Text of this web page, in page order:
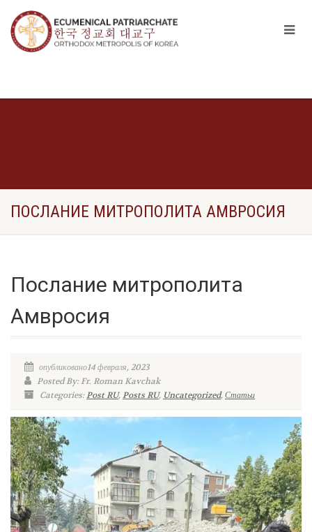
ПОСЛАНИЕ МИТРОПОЛИТА АМВРОСИЯ
Послание митрополита
Амвросия
опубликовано14 февраля, 2023
Posted By: Fr. Roman Kavchak
Categories:Post RU,Posts RU, Uncategorized,Статьи